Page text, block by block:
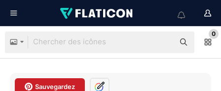
0
Sauvegardez